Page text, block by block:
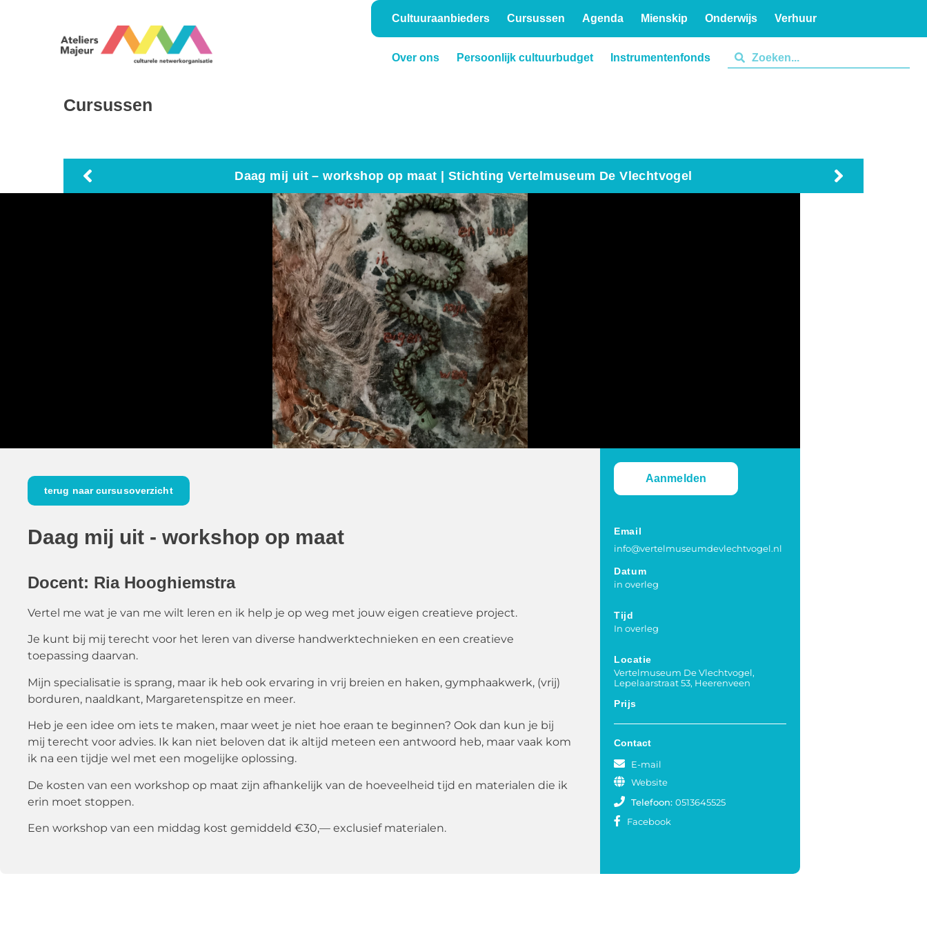
Cultuuraanbieders Cursussen Agenda Mienskip Onderwijs Verhuur
Over ons Persoonlijk cultuurbudget
Instrumentenfonds
Cursussen
Daag mij uit – workshop op maat | Stichting Vertelmuseum De Vlechtvogel
terug naar cursusoverzicht
Daag mij uit - workshop op maat
Docent: Ria Hooghiemstra
Vertel me wat je van me wilt leren en ik help je op weg met jouw eigen creatieve project.
Je kunt bij mij terecht voor het leren van diverse handwerktechnieken en een creatieve
toepassing daarvan.
Mijn specialisatie is sprang, maar ik heb ook ervaring in vrij breien en haken, gymphaakwerk, (vrij)
borduren, naaldkant, Margaretenspitze en meer.
Heb je een idee om iets te maken, maar weet je niet hoe eraan te beginnen? Ook dan kun je bij
mij terecht voor advies. Ik kan niet beloven dat ik altijd meteen een antwoord heb, maar vaak kom
ik na een tijdje wel met een mogelijke oplossing.
De kosten van een workshop op maat zijn afhankelijk van de hoeveelheid tijd en materialen die ik
erin moet stoppen.
Een workshop van een middag kost gemiddeld €30,— exclusief materialen.
Aanmelden
Email
info@vertelmuseumdevlechtvogel.nl
Datum
in overleg
Tijd
In overleg
Locatie
Vertelmuseum De Vlechtvogel,
Lepelaarstraat 53, Heerenveen
Prijs
Contact
E-mail
Website
Telefoon: 0513645525
Facebook